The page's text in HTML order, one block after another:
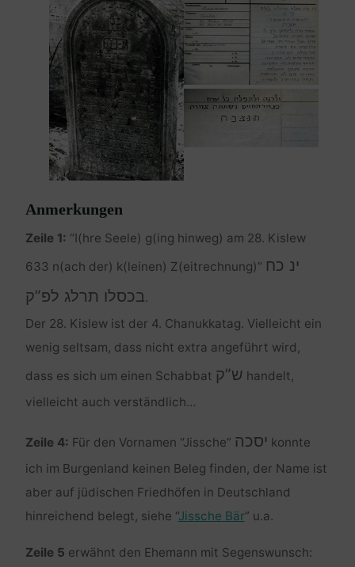
Anmerkungen
Zeile 1: “I(hre Seele) g(ing hinweg) am 28. Kislew
633 n(ach der) k(leinen) Z(eitrechnung)” ינ כח
בכסלו תרלג לפ”ק.
Der 28. Kislew ist der 4. Chanukkatag. Vielleicht ein
wenig seltsam, dass nicht extra angeführt wird,
dass es sich um einen Schabbat ש”ק handelt,
vielleicht auch verständlich…
Zeile 4: Für den Vornamen “Jissche” יסכה konnte
ich im Burgenland keinen Beleg finden, der Name ist
aber auf jüdischen Friedhöfen in Deutschland
hinreichend belegt, siehe “Jissche Bär” u.a.
Zeile 5 erwähnt den Ehemann mit Segenswunsch: